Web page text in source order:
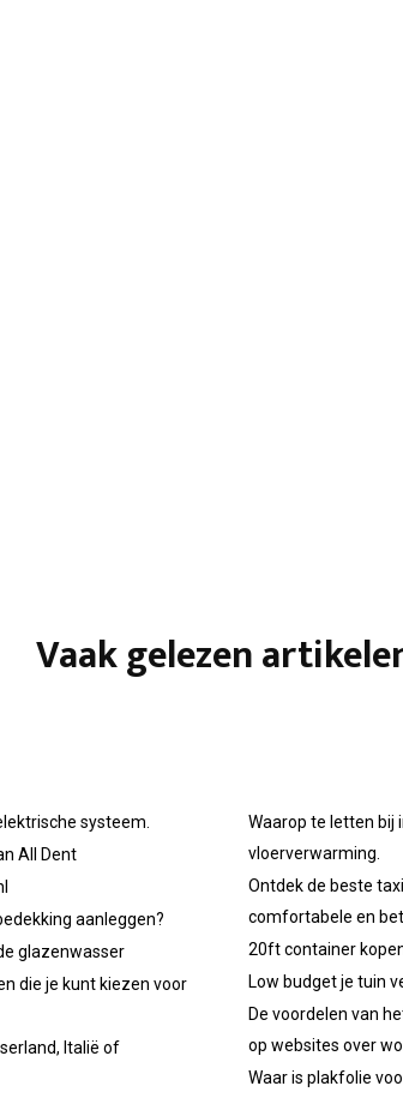
Vaak gelezen
systeem.
All Dent
aanleggen?
glazenwasser
die je kunt kiezen voor
Italië of
Waarop te letten bij
vloerverwarming.
Ontdek de beste
comfortabele en
20ft container
Low budget je tuin
De voordelen van
op websites over
Waar is plakfolie